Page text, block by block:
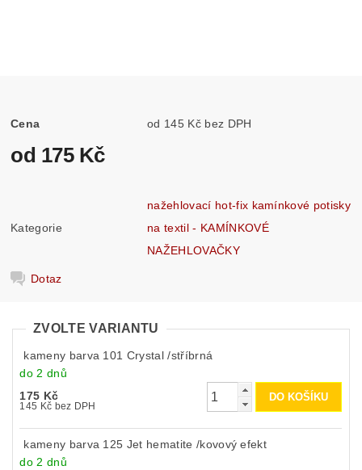
Cena od 145 Kč bez DPH
od 175 Kč
Kategorie
nažehlovací hot-fix kamínkové potisky
na textil - KAMÍNKOVÉ
NAŽEHLOVAČKY
Dotaz
ZVOLTE VARIANTU
kameny barva 101 Crystal /stříbrná
do 2 dnů
175 Kč
145 Kč bez DPH
kameny barva 125 Jet hematite /kovový efekt
do 2 dnů